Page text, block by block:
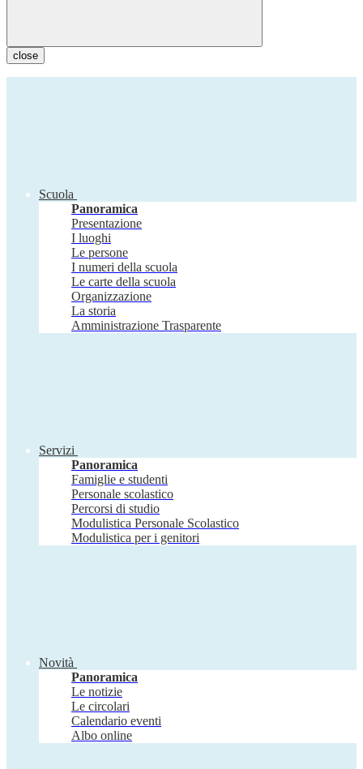
close
Scuola
Panoramica
Presentazione
I luoghi
Le persone
I numeri della scuola
Le carte della scuola
Organizzazione
La storia
Amministrazione Trasparente
Servizi
Panoramica
Famiglie e studenti
Personale scolastico
Percorsi di studio
Modulistica Personale Scolastico
Modulistica per i genitori
Novità
Panoramica
Le notizie
Le circolari
Calendario eventi
Albo online